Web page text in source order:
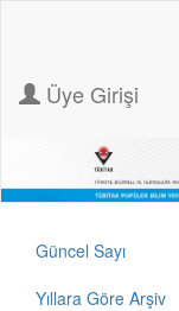
Üye Girişi
Güncel Sayı
Yıllara Göre Arşiv